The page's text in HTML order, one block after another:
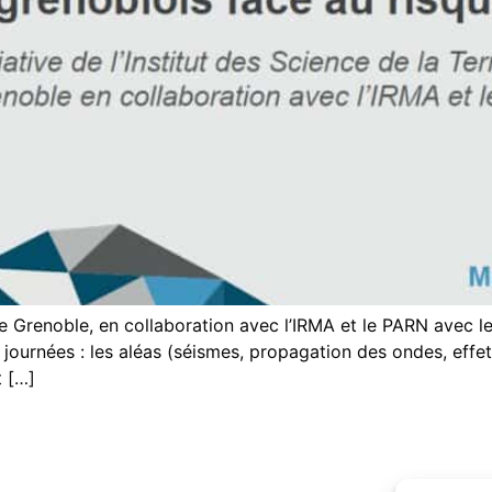
en collaboration avec l’IRMA et le PARN avec
: les aléas (séismes, propagation des ondes,
[…]